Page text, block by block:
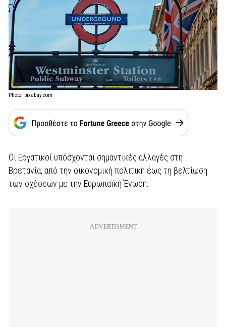
Photo: pixabay.com
Οι Εργατικοί υπόσχονται σημαντικές αλλαγές στη
Βρετανία, από την οικονομική πολιτική έως τη βελτίωση
των σχέσεων με την Ευρωπαϊκή Ένωση.